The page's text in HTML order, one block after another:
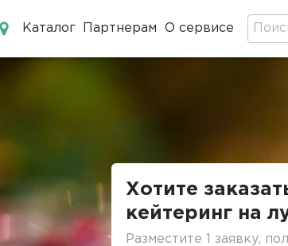
Каталог Партнерам О сервисе
Хотите
кейтеринг на
Разместите 1 заявку,